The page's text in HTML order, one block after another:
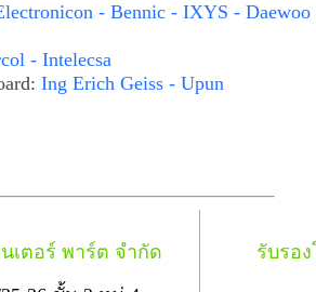
- Bennic - IXYS - Daewoo
- Intelecsa
Ing Erich Geiss - Upun
เตอร์ พาร์ต จำกัด
รับรอ